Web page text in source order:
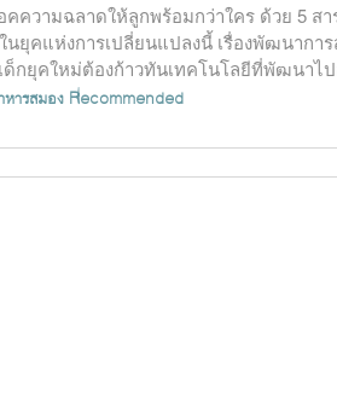
คความฉลาดให้ลูกพร้อมกว่าใคร ด้วย 5 ส
นยุคแห่งการเปลี่ยนแปลงนี้ เรื่องพัฒนากา
ด็กยุคใหม่ต้องก้าวทันเทคโนโลยีที่พัฒนาไป
ารสมอง Recommended